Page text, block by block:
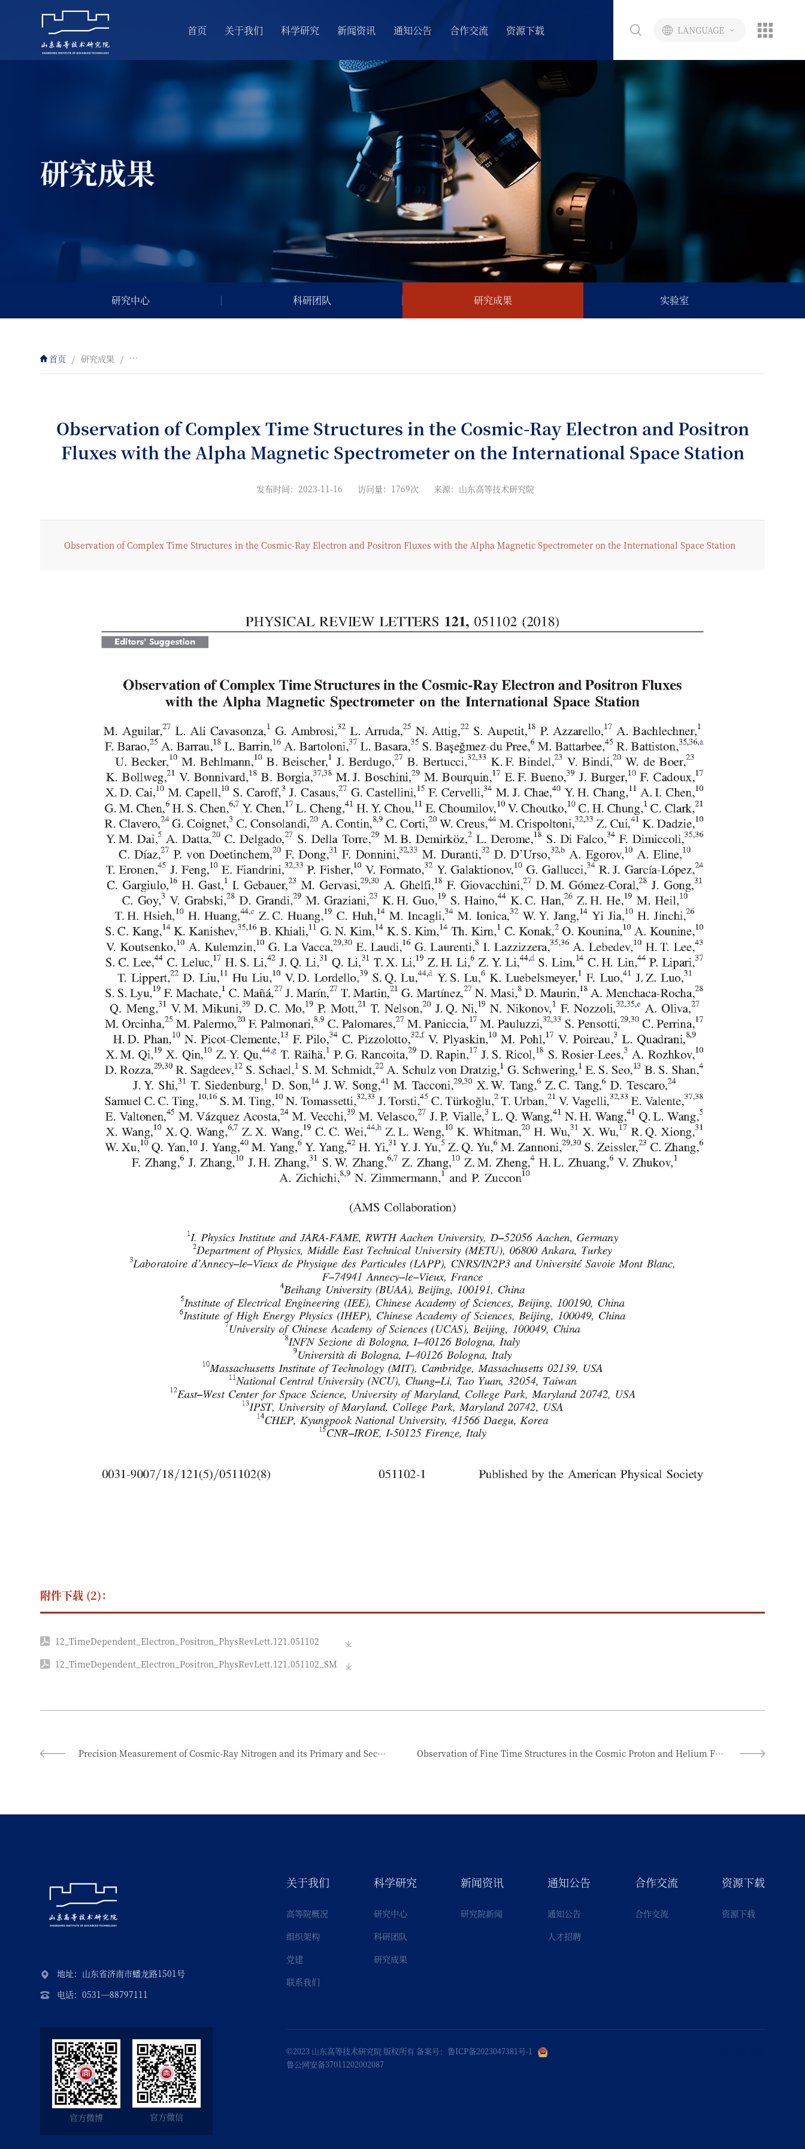
首页 关于我们 科学研究 新闻资讯 通知公告 合作交流 资源下载 LANGUAGE
研究成果
研究中心 科研团队 研究成果 实验室
首页 / 研究成果 / Observation of Complex Time Structures in the Cosmic-Ray Electron and Positron Fluxes with the Alpha Magnetic Spectrometer on the International Space Station
Observation of Complex Time Structures in the Cosmic-Ray Electron and Positron
Fluxes with the Alpha Magnetic Spectrometer on the International Space Station
发布时间：2023-11-16 访问量：1769次 来源：山东高等技术研究院
Observation of Complex Time Structures in the Cosmic-Ray Electron and Positron Fluxes with the Alpha Magnetic Spectrometer on the International Space Station
附件下载 (2)：
12_TimeDependent_Electron_Positron_PhysRevLett.121.051102
12_TimeDependent_Electron_Positron_PhysRevLett.121.051102_SM
Precision Measurement of Cosmic-Ray Nitrogen and its Primary and Secondary Components with the Alpha Magnetic Spectrometer on the International Space Station Observation of Fine Time Structures in the Cosmic Proton and Helium Fluxes with the Alpha Magnetic Spectrometer on the International Space Station
地址：山东省济南市蟠龙路1501号
电话：0531—88797111
官方微博 官方微信
关于我们
高等院概况
组织架构
党建
联系我们
科学研究
研究中心
科研团队
研究成果
新闻资讯
研究院新闻
通知公告
通知公告
人才招聘
合作交流
合作交流
资源下载
资源下载
©2023 山东高等技术研究院 版权所有 备案号： 鲁ICP备2023047381号-1
鲁公网安备37011202002087